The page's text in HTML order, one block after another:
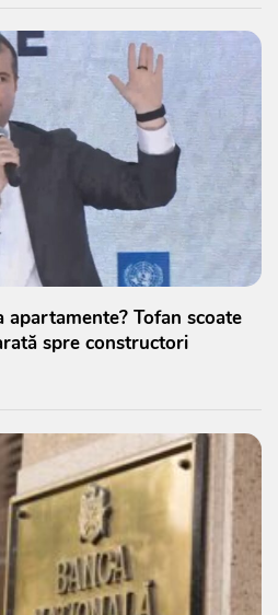
Tofan scoate
spre constructori